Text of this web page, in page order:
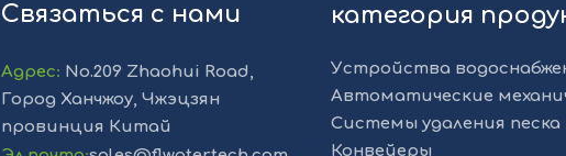
Связаться с нами
Адрес: No.209 Zhaohui Road,
Город Ханчжоу, Чжэцзян
провинция Китай
категория
Устройства
Автоматические
Системы удаления песка
Конвейеры